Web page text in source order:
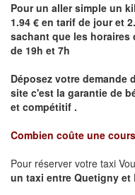
Pour un aller simple un
1.94 € en tarif de jour et
sachant que les
de 19h et 7h
Déposez votre demande
site c'est la garantie de
et compétitif .
Combien coûte une
Pour réserver votre taxi
un taxi entre Quetigny et